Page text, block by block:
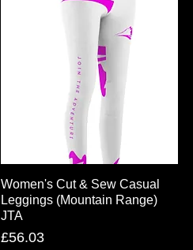
ดูข้อมูลด่วน
Women's Cut & Sew Casual
Leggings (Mountain Range)
JTA
ราคา
£56.03